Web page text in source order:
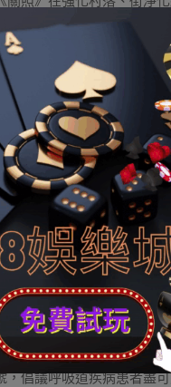
等方面都細化了規則：各
謹防點火渣滓、雜物以及
嚴禁露天燒烤，嚴禁露天
淨化氣候黃色預警并實行三
工業企業按“壹廠壹策”采
化管理等步伐，最低淘汰
施交通管制等步伐，增長城
課頻次，逐日對城市首要
鄲市今日發布重淨化氣
，個中包括壹系列強迫性減
遏制一日本職棒數據 切屋
攪拌公司、市政、門路、
土石方功課，渣土運輸車
稈點火、露天燒烤、渣滓
水市景象台今日上午8
，倡議呼吸道疾病患者盡